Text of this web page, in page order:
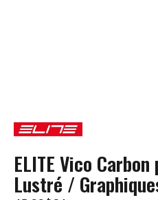
ELITE Vico
Lustré /